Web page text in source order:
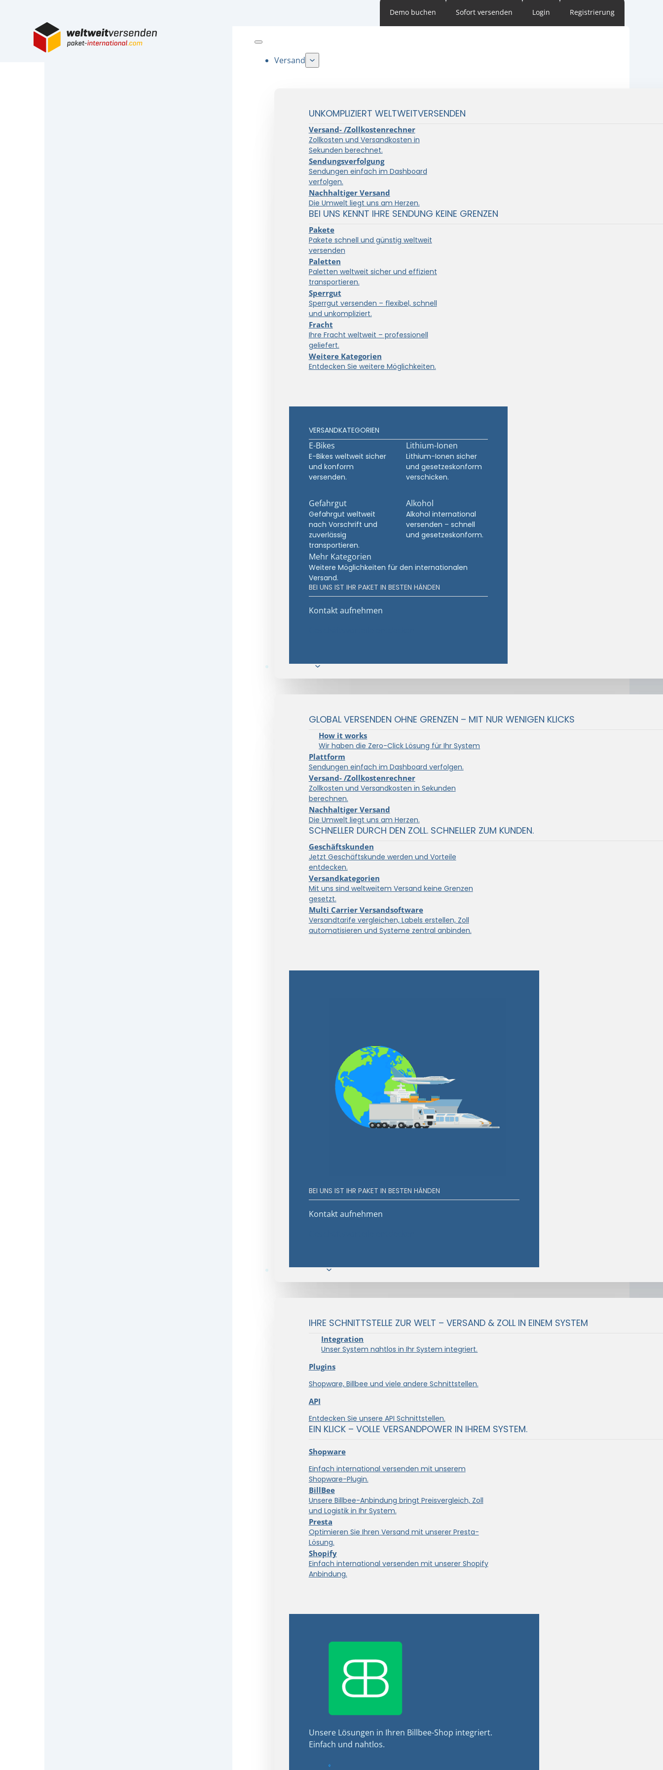
Versand
UNKOMPLIZIERT WELTWEITVERSENDEN
Versand- /Zollkostenrechner
Zollkosten und Versandkosten in
Sekunden berechnet.
Sendungsverfolgung
Sendungen einfach im Dashboard
verfolgen.
Nachhaltiger Versand
Die Umwelt liegt uns am Herzen.
BEI UNS KENNT IHRE SENDUNG KEINE GRENZEN
Pakete
Pakete schnell und günstig weltweit
versenden
Paletten
Paletten weltweit sicher und effizient
transportieren.
Sperrgut
Sperrgut versenden – flexibel, schnell
und unkompliziert.
Fracht
Ihre Fracht weltweit – professionell
geliefert.
Weitere Kategorien
Entdecken Sie weitere Möglichkeiten.
VERSANDKATEGORIEN
E-Bikes
E-Bikes weltweit sicher
und konform
versenden.
Lithium-Ionen
Lithium-Ionen sicher
und gesetzeskonform
verschicken.
Gefahrgut
Gefahrgut weltweit
nach Vorschrift und
zuverlässig
transportieren.
Alkohol
Alkohol international
versenden – schnell
und gesetzeskonform.
Mehr Kategorien
Weitere Möglichkeiten für den internationalen
Versand.
BEI UNS IST IHR PAKET IN BESTEN HÄNDEN
Kontakt aufnehmen
Lösungen
GLOBAL VERSENDEN OHNE GRENZEN – MIT NUR WENIGEN KLICKS
How it works
Wir haben die Zero-Click Lösung für Ihr System
Plattform
Sendungen einfach im Dashboard verfolgen.
Versand- /Zollkostenrechner
Zollkosten und Versandkosten in Sekunden
berechnen.
Nachhaltiger Versand
Die Umwelt liegt uns am Herzen.
SCHNELLER DURCH DEN ZOLL. SCHNELLER ZUM KUNDEN.
Geschäftskunden
Jetzt Geschäftskunde werden und Vorteile
entdecken.
Versandkategorien
Mit uns sind weltweitem Versand keine Grenzen
gesetzt.
Multi Carrier Versandsoftware
Versandtarife vergleichen, Labels erstellen, Zoll
automatisieren und Systeme zentral anbinden.
BEI UNS IST IHR PAKET IN BESTEN HÄNDEN
Kontakt aufnehmen
E-Commerce
IHRE SCHNITTSTELLE ZUR WELT – VERSAND & ZOLL IN EINEM SYSTEM
Integration
Unser System nahtlos in Ihr System integriert.
Plugins
Shopware, Billbee und viele andere Schnittstellen.
API
Entdecken Sie unsere API Schnittstellen.
EIN KLICK – VOLLE VERSANDPOWER IN IHREM SYSTEM.
Shopware
Einfach international versenden mit unserem
Shopware-Plugin.
BillBee
Unsere Billbee-Anbindung bringt Preisvergleich, Zoll
und Logistik in Ihr System.
Presta
Optimieren Sie Ihren Versand mit unserer Presta-
Lösung.
Shopify
Einfach international versenden mit unserer Shopify
Anbindung.
Unsere Lösungen in Ihren Billbee-Shop integriert.
Einfach und nahtlos.
Demo buchen Sofort versenden Login Registrierung